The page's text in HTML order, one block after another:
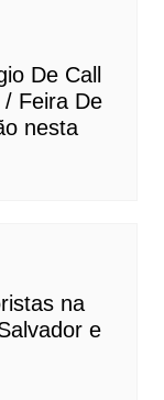
De Call
Feira De
nesta
na
e